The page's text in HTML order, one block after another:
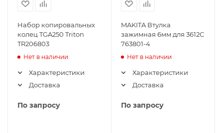
Набор копировальных
колец TGA250 Triton
TR206803
Нет в наличии
Характеристики
Доставка
По запросу
MAKITA Втулка
зажимная 6мм для 3612C
763801-4
Нет в наличии
Характеристики
Доставка
По запросу